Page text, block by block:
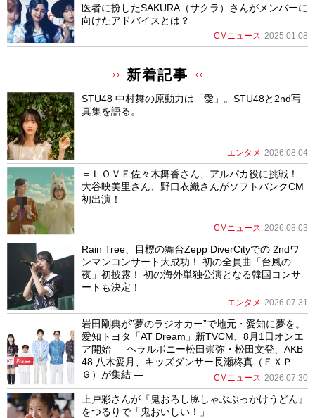
医者に扮したSAKURA（サクラ）さんがメンバーに
向けたアドバイスとは？
CMニュース 2025.01.08
新着記事
STU48 中村舞の原動力は「愛」。STU48と2nd写
真集を語る。
エンタメ 2026.08.04
＝ＬＯＶＥ佐々木舞香さん、アルパカ役に挑戦！
大谷映美里さん、野口衣織さんがソフトバンクCM
初出演！
CMニュース 2026.08.03
Rain Tree、目標の舞台Zepp DiverCityでの 2ndワ
ンマンコンサート大成功！ 初の全員曲「台風の
夜」初披露！ 初の海外単独公演となる韓国コンサ
ートも決定！
エンタメ 2026.07.31
岩田剛典が”夢のラジオカー”で地元・愛知に夢を。
愛知トヨタ「AT Dream」新TVCM、8月1日オンエ
ア開始 ― ヘラルボニー松田崇弥・松田文登、AKB
48 八木愛月、キッズダンサー長瀬柊真（ＥＸＰ
Ｇ）が集結 ―
CMニュース 2026.07.30
上戸彩さんが『鬼おろし豚しゃぶぶっかけうどん』
をつるりで「鬼おいしい！」